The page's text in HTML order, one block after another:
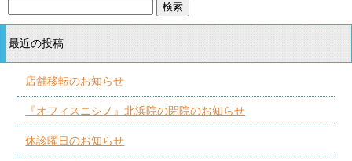
最近の投稿
店舗移転のお知らせ
『オフィスニシノ』北浜院の閉院のお知らせ
休診曜日のお知らせ